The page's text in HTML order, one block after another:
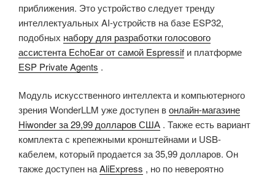
приближения. Это устройство следует тренду
интеллектуальных AI-устройств на базе ESP32,
подобных набору для разработки голосового
ассистента EchoEar от самой Espressif и платформе
ESP Private Agents .
Модуль искусственного интеллекта и компьютерного
зрения WonderLLM уже доступен вонлайн-магазине
Hiwonder за 29,99 долларов США . Также есть вариант
комплекта с крепежными кронштейнами и USB-
кабелем, который продается за 35,99 долларов. Он
также доступен наAliExpress , но по невероятно